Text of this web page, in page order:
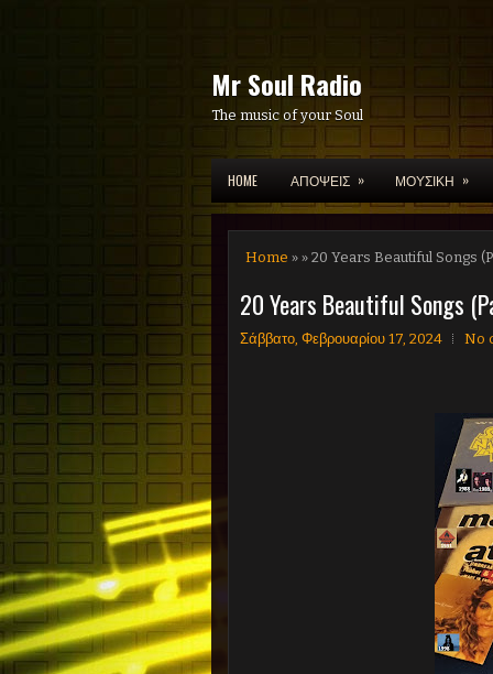
Mr Soul Radio
The music of your Soul
HOME ΑΠΟΨΕΙΣ » ΜΟΥΣΙΚΗ »
Home » » 20 Years Beautiful Songs
20 Years Beautiful Songs
Σάββατο, Φεβρουαρίου 17, 2024 No